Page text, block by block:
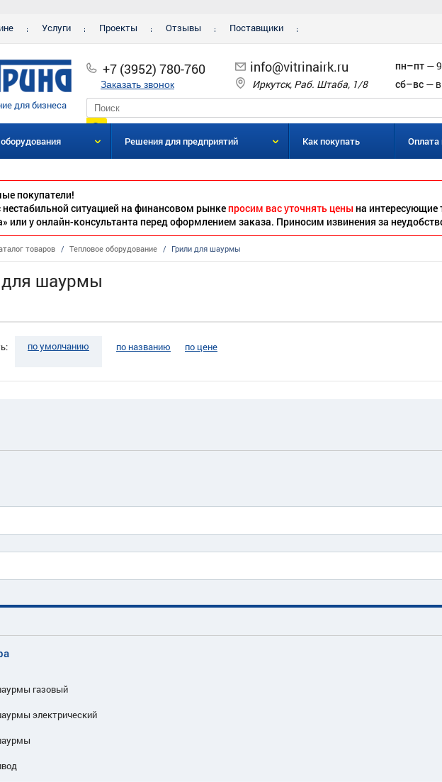
Услуги Проекты Отзывы Поставщики
для бизнеса
+7 (3952) 780-760
Заказать звонок
info@vitrinairk.ru
Иркутск, Раб. Штаба, 1/8
пн–пт —
сб–вс —
Решения для предприятий Как покупать Оплата
покупатели!
нестабильной ситуацией на финансовом рынкепросим вас уточнять цены на интересующие
или у онлайн-консультанта перед оформлением заказа. Приносим извинения за
товаров / Тепловое оборудование / Грили для шаурмы
для шаурмы
по умолчанию по названию по цене
газовый
электрический